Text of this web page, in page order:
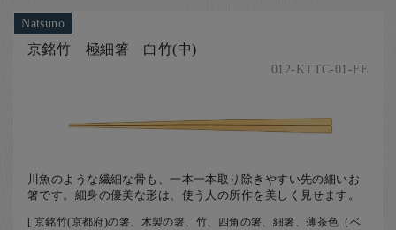
Natsuno
京銘竹 極細箸 白竹(中)
012-KTTC-01-FE
川魚のような繊細な骨も、一本一本取り除きやすい先の細いお
箸です。細身の優美な形は、使う人の所作を美しく見せます。
[ 京銘竹(京都府)の箸、木製の箸、竹、四角の箸、細箸、薄茶色（ベ